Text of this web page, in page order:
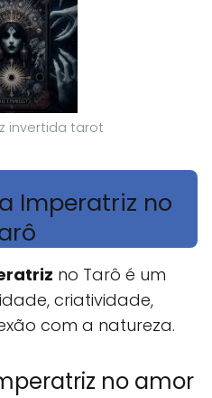
invertida tarot
Imperatriz no
no Tarô é um
criatividade,
com a natureza.
no amor